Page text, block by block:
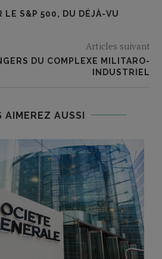
LE S&P 500, DU DÉJÀ-VU
Articles suivant
DU COMPLEXE MILITARO-
INDUSTRIEL
AIMEREZ AUSSI